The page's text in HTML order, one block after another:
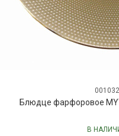
001032
Блюдце фарфоровое
В